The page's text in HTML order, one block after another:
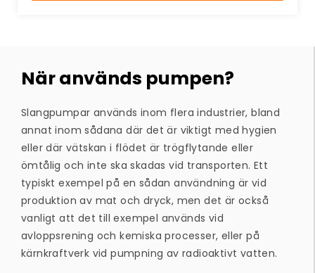
När används pumpen?
Slangpumpar används inom flera industrier, bland
annat inom sådana där det är viktigt med hygien
eller där vätskan i flödet är trögflytande eller
ömtålig och inte ska skadas vid transporten. Ett
typiskt exempel på en sådan användning är vid
produktion av mat och dryck, men det är också
vanligt att det till exempel används vid
avloppsrening och kemiska processer, eller på
kärnkraftverk vid pumpning av radioaktivt vatten.